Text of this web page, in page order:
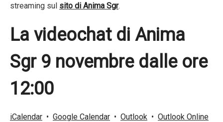
streaming sul sito di Anima Sgr.
La videochat di Anima
Sgr 9 novembre dalle ore
12:00
iCalendar • Google Calendar • Outlook • Outlook Online